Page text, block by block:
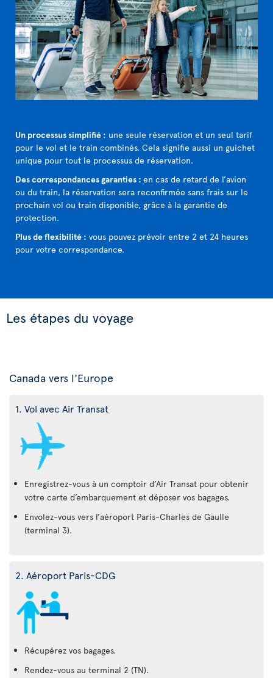
Un processus simplifié : une seule réservation et un seul tarif
pour le vol et le train combinés. Cela signifie aussi un guichet
unique pour tout le processus de réservation.
Des correspondances garanties : en cas de retard de l’avion
ou du train, la réservation sera reconfirmée sans frais sur le
prochain vol ou train disponible, grâce à la garantie de
protection.
Plus de flexibilité : vous pouvez prévoir entre 2 et 24 heures
pour votre correspondance.
Les étapes du voyage
Canada vers l'Europe
1. Vol avec Air Transat
Enregistrez-vous à un comptoir d’Air Transat pour obtenir
votre carte d’embarquement et déposer vos bagages.
Envolez-vous vers l’aéroport Paris-Charles de Gaulle
(terminal 3).
2. Aéroport Paris-CDG
Récupérez vos bagages.
Rendez-vous au terminal 2 (TN).